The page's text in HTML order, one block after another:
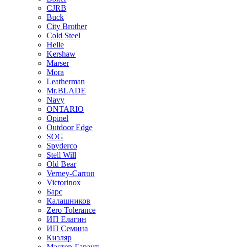
CJRB
Buck
City Brother
Cold Steel
Helle
Kershaw
Marser
Mora
Leatherman
Mr.BLADE
Navy
ONTARIO
Opinel
Outdoor Edge
SOG
Spyderco
Stell Will
Old Bear
Verney-Carron
Victorinox
Барс
Калашников
Zero Tolerance
ИП Елагин
ИП Семина
Кизляр